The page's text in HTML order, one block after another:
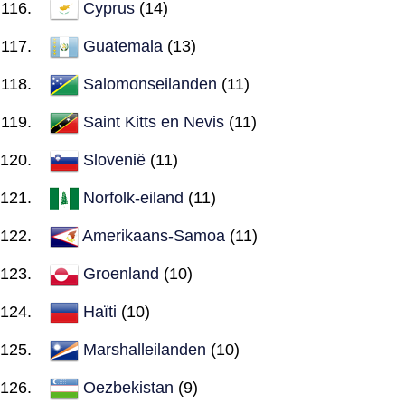
Cyprus (14)
Guatemala (13)
Salomonseilanden (11)
Saint Kitts en Nevis (11)
Slovenië (11)
Norfolk-eiland (11)
Amerikaans-Samoa (11)
Groenland (10)
Haïti (10)
Marshalleilanden (10)
Oezbekistan (9)